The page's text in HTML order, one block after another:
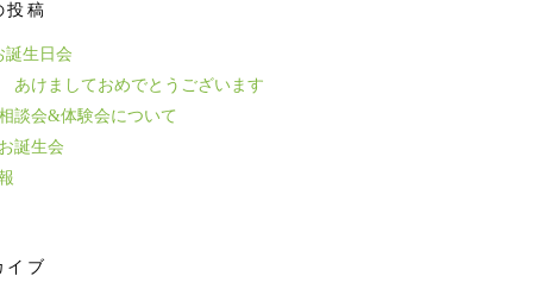
投稿
誕生日会
あけましておめでとうございます
談会&体験会について
誕生会
イブ